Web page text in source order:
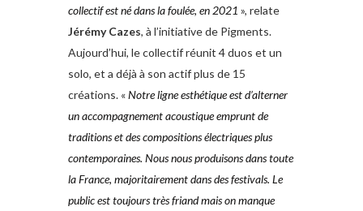
collectif est né dans la foulée, en 2021 », relate
Jérémy Cazes, à l’initiative de Pigments.
Aujourd’hui, le collectif réunit 4 duos et un
solo, et a déjà à son actif plus de 15
créations. «Notre ligne esthétique est d’alterner
un accompagnement acoustique emprunt de
traditions et des compositions électriques plus
contemporaines. Nous nous produisons dans toute
la France, majoritairement dans des festivals. Le
public est toujours très friand mais on manque